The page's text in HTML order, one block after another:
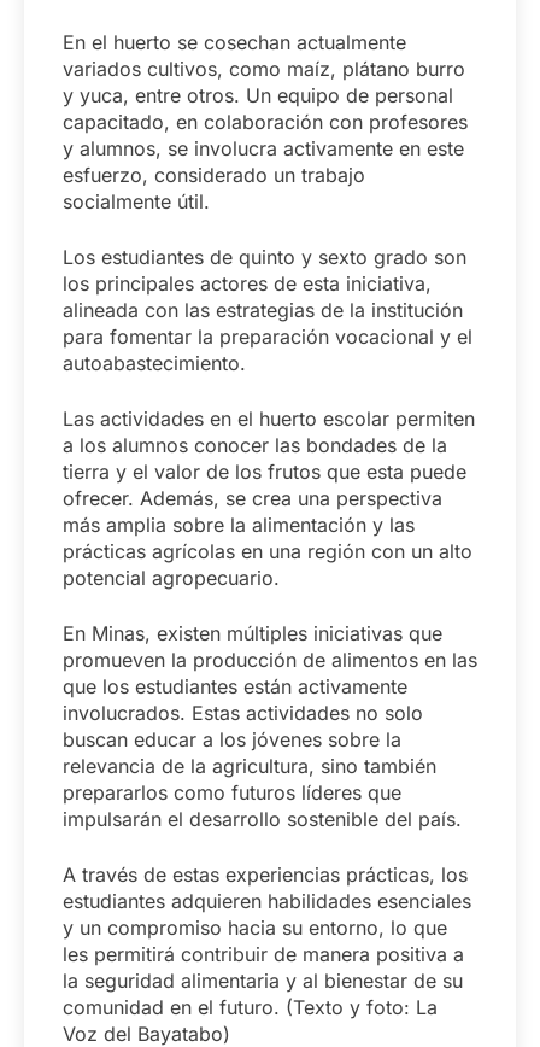
En el huerto se cosechan actualmente
variados cultivos, como maíz, plátano burro
y yuca, entre otros. Un equipo de personal
capacitado, en colaboración con profesores
y alumnos, se involucra activamente en este
esfuerzo, considerado un trabajo
socialmente útil.
Los estudiantes de quinto y sexto grado son
los principales actores de esta iniciativa,
alineada con las estrategias de la institución
para fomentar la preparación vocacional y el
autoabastecimiento.
Las actividades en el huerto escolar permiten
a los alumnos conocer las bondades de la
tierra y el valor de los frutos que esta puede
ofrecer. Además, se crea una perspectiva
más amplia sobre la alimentación y las
prácticas agrícolas en una región con un alto
potencial agropecuario.
En Minas, existen múltiples iniciativas que
promueven la producción de alimentos en las
que los estudiantes están activamente
involucrados. Estas actividades no solo
buscan educar a los jóvenes sobre la
relevancia de la agricultura, sino también
prepararlos como futuros líderes que
impulsarán el desarrollo sostenible del país.
A través de estas experiencias prácticas, los
estudiantes adquieren habilidades esenciales
y un compromiso hacia su entorno, lo que
les permitirá contribuir de manera positiva a
la seguridad alimentaria y al bienestar de su
comunidad en el futuro. (Texto y foto: La
Voz del Bayatabo)